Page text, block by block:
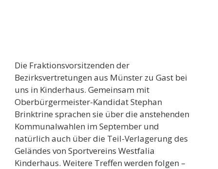
Die Fraktionsvorsitzenden der
Bezirksvertretungen aus Münster zu Gast bei
uns in Kinderhaus. Gemeinsam mit
Oberbürgermeister-Kandidat Stephan
Brinktrine sprachen sie über die anstehenden
Kommunalwahlen im September und
natürlich auch über die Teil-Verlagerung des
Geländes von Sportvereins Westfalia
Kinderhaus. Weitere Treffen werden folgen –